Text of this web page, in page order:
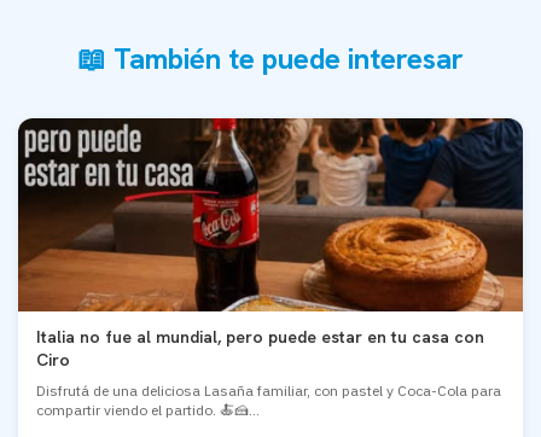
📖 También te puede interesar
Italia no fue al mundial, pero puede estar en tu casa con
Ciro
Disfrutá de una deliciosa Lasaña familiar, con pastel y Coca-Cola para
compartir viendo el partido. 🍝🍰...